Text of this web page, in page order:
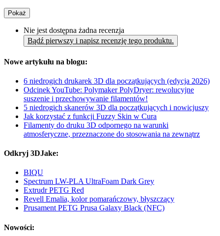
Pokaż
Nie jest dostępna żadna recenzja
Bądź pierwszy i napisz recenzję tego produktu.
Nowe artykułu na blogu:
6 niedrogich drukarek 3D dla początkujących (edycja 2026)
Odcinek YouTube: Polymaker PolyDryer: rewolucyjne
suszenie i przechowywanie filamentów!
5 niedrogich skanerów 3D dla początkujących i nowicjuszy
Jak korzystać z funkcji Fuzzy Skin w Cura
Filamenty do druku 3D odpornego na warunki
atmosferyczne, przeznaczone do stosowania na zewnątrz
Odkryj 3DJake:
BIQU
Spectrum LW-PLA UltraFoam Dark Grey
Extrudr PETG Red
Revell Emalia, kolor pomarańczowy, błyszczący
Prusament PETG Prusa Galaxy Black (NFC)
Nowości: